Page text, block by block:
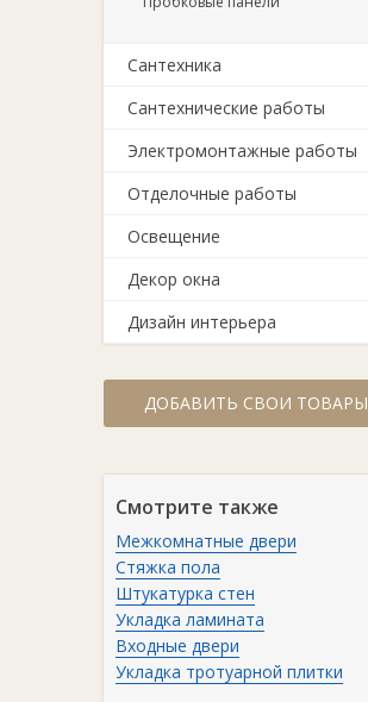
Сантехника
Сантехнические работы
Электромонтажные работы
Отделочные работы
Освещение
Декор окна
Дизайн интерьера
ДОБАВИТЬ СВОИ ТОВАРЫ
Смотрите также
Межкомнатные двери
Стяжка пола
Штукатурка стен
Укладка ламината
Входные двери
Укладка тротуарной плитки